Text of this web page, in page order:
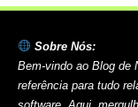
Sobre Nós:
Bem-vindo ao Blog de
referência para tudo